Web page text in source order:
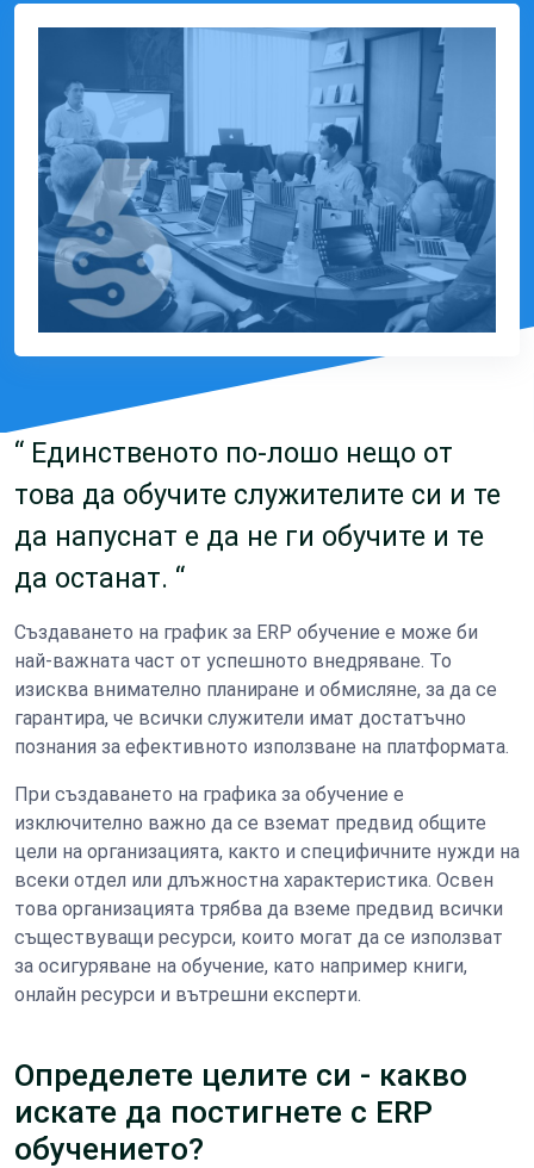
“ Единственото по-лошо нещо от
това да обучите служителите си и те
да напуснат е да не ги обучите и те
да останат. “
Създаването на график за ERP обучение e може би
най-важната част от успешното внедряване. То
изисква внимателно планиране и обмисляне, за да се
гарантира, че всички служители имат достатъчно
познания за ефективното използване на платформата.
При създаването на графика за обучение е
изключително важно да се вземат предвид общите
цели на организацията, както и специфичните нужди на
всеки отдел или длъжностна характеристика. Освен
това организацията трябва да вземе предвид всички
съществуващи ресурси, които могат да се използват
за осигуряване на обучение, като например книги,
онлайн ресурси и вътрешни експерти.
Определете целите си - какво
искате да постигнете с ERP
обучението?